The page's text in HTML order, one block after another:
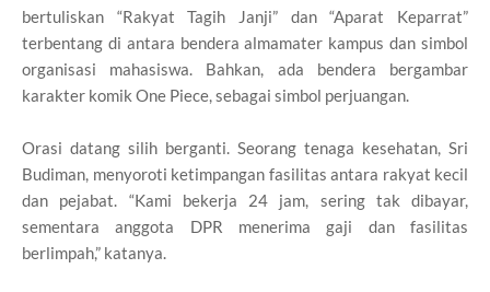
bertuliskan “Rakyat Tagih Janji” dan “Aparat Keparrat”
terbentang di antara bendera almamater kampus dan simbol
organisasi mahasiswa. Bahkan, ada bendera bergambar
karakter komik One Piece, sebagai simbol perjuangan.
Orasi datang silih berganti. Seorang tenaga kesehatan, Sri
Budiman, menyoroti ketimpangan fasilitas antara rakyat kecil
dan pejabat. “Kami bekerja 24 jam, sering tak dibayar,
sementara anggota DPR menerima gaji dan fasilitas
berlimpah,” katanya.